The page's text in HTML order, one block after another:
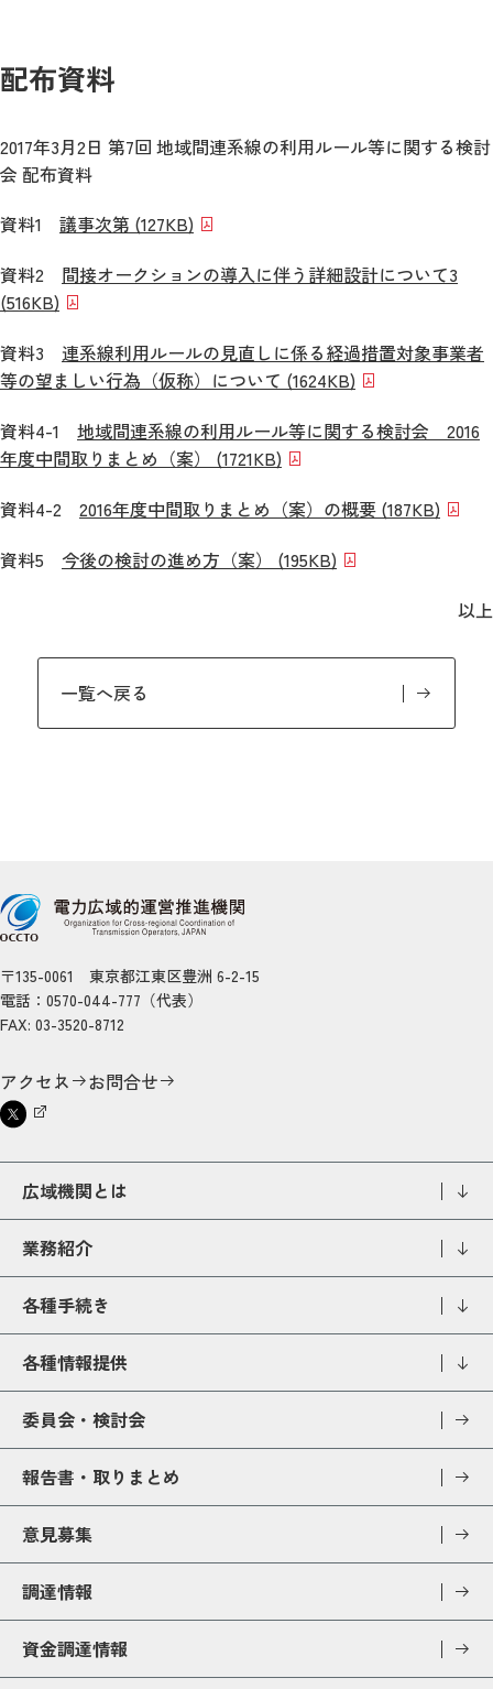
配布資料
2017年3月2日 第7回 地域間連系線の利用ルール等に関する検討
会 配布資料
資料1 議事次第 (127KB)
資料2 間接オークションの導入に伴う詳細設計について3
(516KB)
資料3 連系線利用ルールの見直しに係る経過措置対象事業者
等の望ましい行為（仮称）について (1624KB)
資料4-1 地域間連系線の利用ルール等に関する検討会 2016
年度中間取りまとめ（案） (1721KB)
資料4-2 2016年度中間取りまとめ（案）の概要 (187KB)
資料5 今後の検討の進め方（案） (195KB)
以上
一覧へ戻る
〒135-0061 東京都江東区豊洲 6-2-15
電話：0570-044-777（代表）
FAX: 03-3520-8712
アクセス お問合せ
広域機関とは
業務紹介
各種手続き
各種情報提供
委員会・検討会
報告書・取りまとめ
意見募集
調達情報
資金調達情報